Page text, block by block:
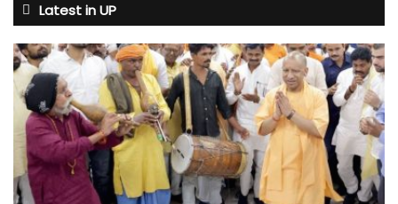
अभ्यास
मैच
में
पसीना
बहाएगी
टीम
इंडिया
Latest in UP